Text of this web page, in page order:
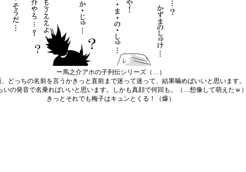
ー馬之介アホの子列伝シリーズ（…）
どっちの名前を言うかきっと直前まで迷って迷って、結果噛めばいいと思います。
いの発音で名乗ればいいと思います。しかも真顔で何回も。（…想像して萌えたｗ）
きっとそれでも梅子はキュンとくる！（爆）